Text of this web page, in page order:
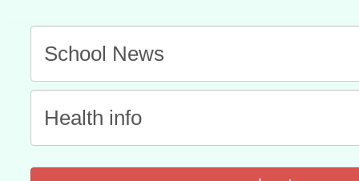
「數位內容與教學軟體線
t」
有關大陸委員會函釋公務
赴陸應申請許可一案
轉知經濟部水利署委託財
研究院辦理「115年表揚
115年8月22日(星期六)辦